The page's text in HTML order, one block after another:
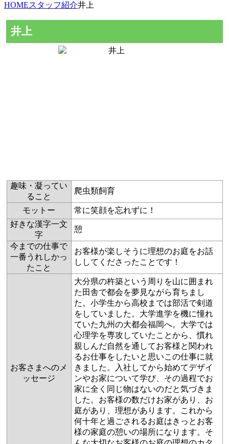
HOMEスタッフ紹介井上
井上
趣味・凝ってい
ること
爬虫類飼育
モットー
常に笑顔を忘れずに！
好きな漢字一文
字
憩
今までの仕事で
一番うれしかっ
たこと
お客様が楽しそうに理想のお庭をお話
ししてくださったことです！
お客さまへのメ
ッセージ
大分県の杵築という周りを山に囲まれ
た田舎で都会を夢見ながら育ちまし
た。小学生から高校までは部活で剣道
をしていました。大学進学を機に憧れ
ていた九州の大都会福岡へ。大学では
心理学を専攻していたことから、慣れ
親しんだ自然を通してお客様と関われ
るお仕事をしたいと思いこの仕事に就
きました。入社してから始めてデザイ
ンやお家について学び、その過程でお
家に全く同じ物はないのだと気づきま
した。お客様の数だけお家があり、お
庭があり、理想があります。これから
何十年と過ごされるお庭はきっとお客
様の家庭の憩いの場所になります。そ